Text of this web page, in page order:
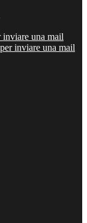
una mail
inviare una mail